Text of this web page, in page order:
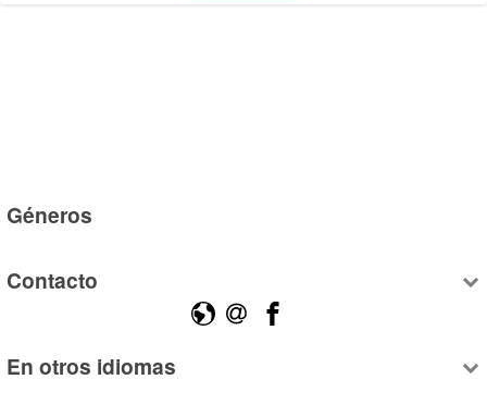
Géneros
Contacto
En otros idiomas